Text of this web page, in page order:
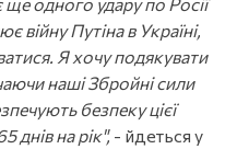
війну Путіна в Україні,
Я хочу подякувати
наші Збройні сили
безпеку цієї
днів на рік", - йдеться у